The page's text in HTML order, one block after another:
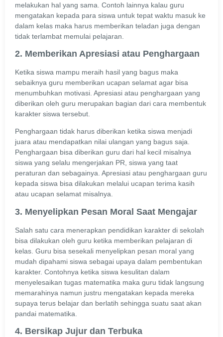
melakukan hal yang sama. Contoh lainnya kalau guru
mengatakan kepada para siswa untuk tepat waktu masuk ke
dalam kelas maka harus memberikan teladan juga dengan
tidak terlambat memulai pelajaran.
2. Memberikan Apresiasi atau Penghargaan
Ketika siswa mampu meraih hasil yang bagus maka
sebaiknya guru memberikan ucapan selamat agar bisa
menumbuhkan motivasi. Apresiasi atau penghargaan yang
diberikan oleh guru merupakan bagian dari cara membentuk
karakter siswa tersebut.
Penghargaan tidak harus diberikan ketika siswa menjadi
juara atau mendapatkan nilai ulangan yang bagus saja.
Penghargaan bisa diberikan guru dari hal kecil misalnya
siswa yang selalu mengerjakan PR, siswa yang taat
peraturan dan sebagainya. Apresiasi atau penghargaan guru
kepada siswa bisa dilakukan melalui ucapan terima kasih
atau ucapan selamat misalnya.
3. Menyelipkan Pesan Moral Saat Mengajar
Salah satu cara menerapkan pendidikan karakter di sekolah
bisa dilakukan oleh guru ketika memberikan pelajaran di
kelas. Guru bisa sesekali menyelipkan pesan moral yang
mudah dipahami siswa sebagai upaya dalam pembentukan
karakter. Contohnya ketika siswa kesulitan dalam
menyelesaikan tugas matematika maka guru tidak langsung
memarahinya namun justru mengatakan kepada mereka
supaya terus belajar dan berlatih sehingga suatu saat akan
pandai matematika.
4. Bersikap Jujur dan Terbuka